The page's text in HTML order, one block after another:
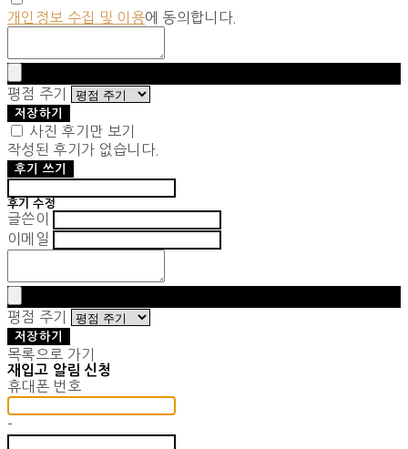
개인정보 수집 및 이용에 동의합니다.
평점 주기
저장하기
사진 후기만 보기
작성된 후기가 없습니다.
후기 쓰기
후기 수정
글쓴이
이메일
평점 주기
저장하기
목록으로 가기
재입고 알림 신청
휴대폰 번호
-